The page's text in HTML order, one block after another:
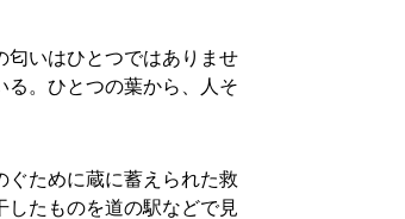
匂いはひとつではありませ
る。ひとつの葉から、人そ
ために蔵に蓄えられた救
たものを道の駅などで見